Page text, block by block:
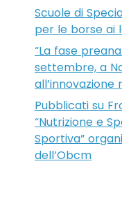
Scuole di
per le borse ai
“La fase
settembre, a
Pubblicati su
“Nutrizione e
Sportiva”
dell’Obcm